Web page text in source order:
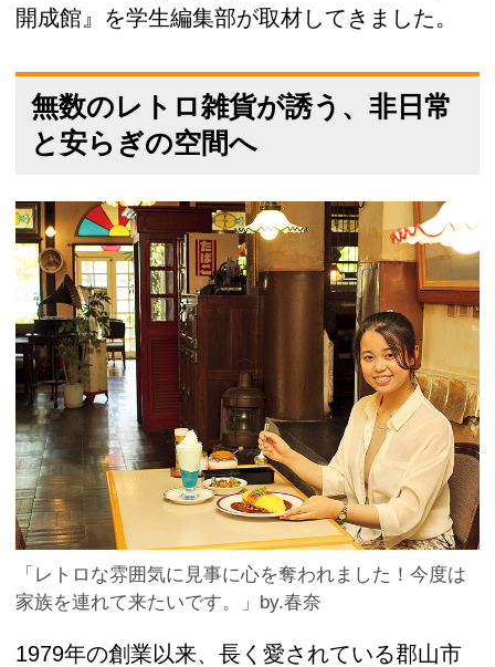
開成館』を学生編集部が取材してきました。
無数のレトロ雑貨が誘う、非日常
と安らぎの空間へ
「レトロな雰囲気に見事に心を奪われました！今度は
家族を連れて来たいです。」by.春奈
1979年の創業以来、長く愛されている郡山市